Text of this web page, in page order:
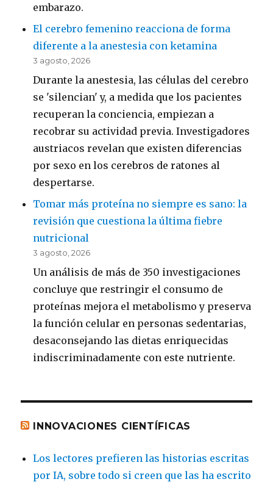
embarazo.
El cerebro femenino reacciona de forma
diferente a la anestesia con ketamina
3 agosto, 2026
Durante la anestesia, las células del cerebro
se 'silencian' y, a medida que los pacientes
recuperan la conciencia, empiezan a
recobrar su actividad previa. Investigadores
austriacos revelan que existen diferencias
por sexo en los cerebros de ratones al
despertarse.
Tomar más proteína no siempre es sano: la
revisión que cuestiona la última fiebre
nutricional
3 agosto, 2026
Un análisis de más de 350 investigaciones
concluye que restringir el consumo de
proteínas mejora el metabolismo y preserva
la función celular en personas sedentarias,
desaconsejando las dietas enriquecidas
indiscriminadamente con este nutriente.
INNOVACIONES CIENTÍFICAS
Los lectores prefieren las historias escritas
por IA, sobre todo si creen que las ha escrito